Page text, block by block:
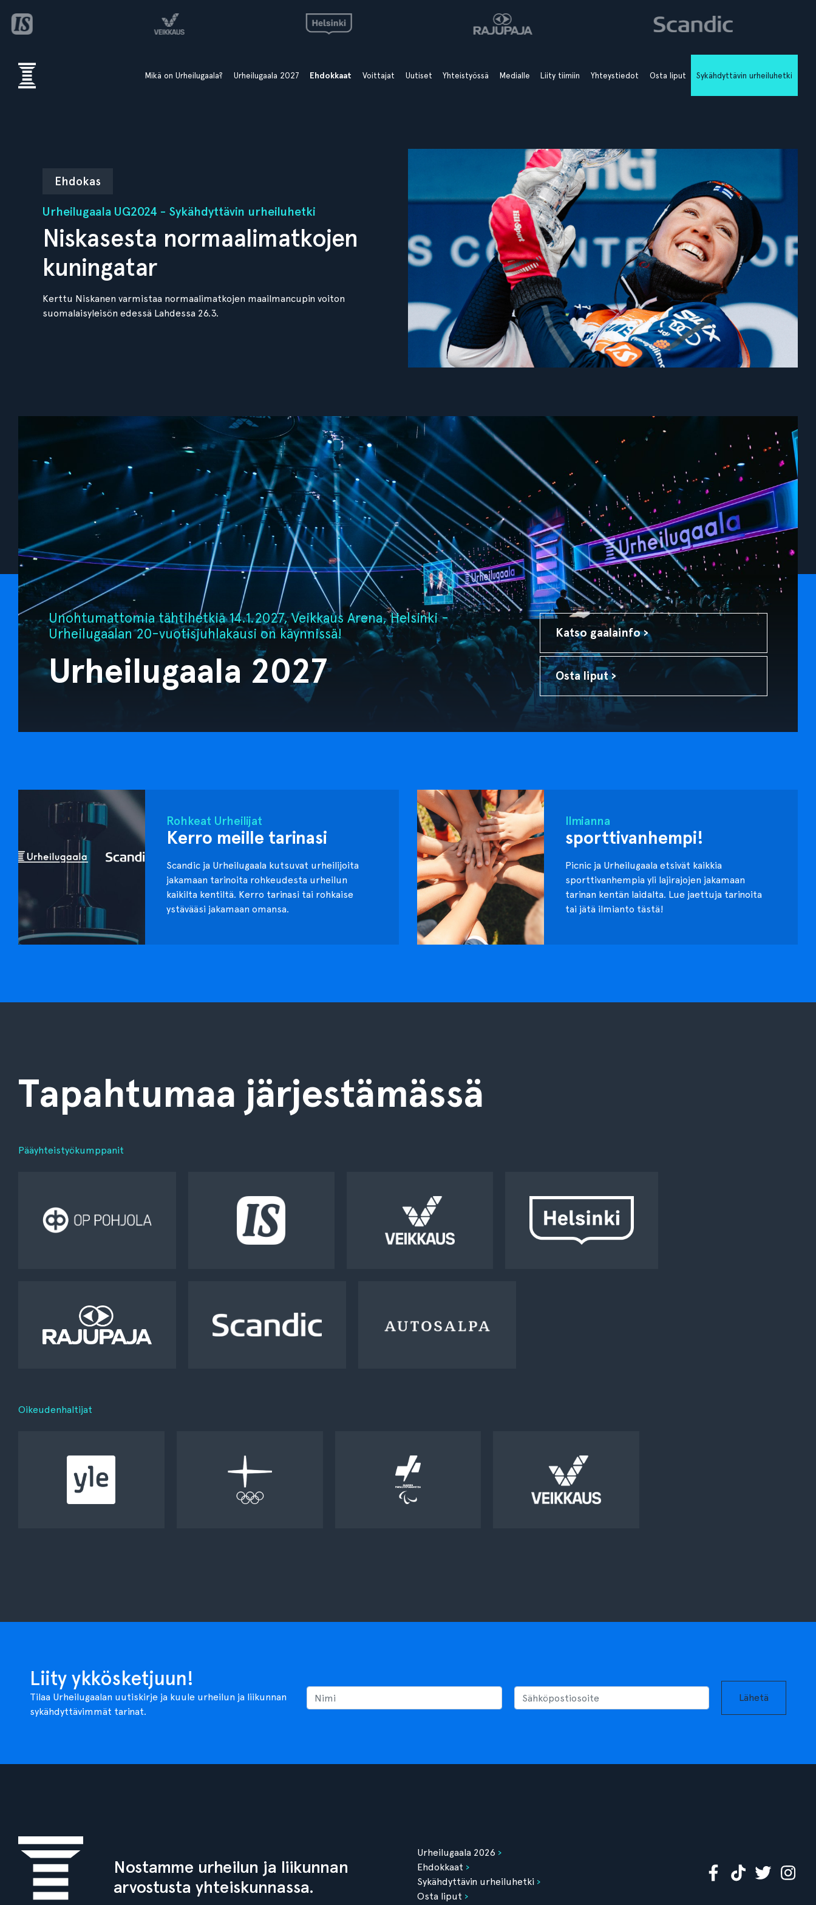
Mikä on Urheilugaala? Urheilugaala 2027 Ehdokkaat Voittajat Uutiset Yhteistyössä Medialle Liity tiimiin Yhteystiedot Osta liput Sykähdyttävin urheiluhetki
Ehdokas
Urheilugaala UG2024 - Sykähdyttävin urheiluhetki
Niskasesta normaalimatkojen
kuningatar
Kerttu Niskanen varmistaa normaalimatkojen maailmancupin voiton
suomalaisyleisön edessä Lahdessa 26.3.
Unohtumattomia tähtihetkiä 14.1.2027, Veikkaus Arena, Helsinki -
Urheilugaalan 20-vuotisjuhlakausi on käynnissä!
Urheilugaala 2027
Katso gaalainfo ›
Osta liput ›
Rohkeat Urheilijat
Kerro meille tarinasi
Scandic ja Urheilugaala kutsuvat urheilijoita
jakamaan tarinoita rohkeudesta urheilun
kaikilta kentiltä. Kerro tarinasi tai rohkaise
ystävääsi jakamaan omansa.
Ilmianna
sporttivanhempi!
Picnic ja Urheilugaala etsivät kaikkia
sporttivanhempia yli lajirajojen jakamaan
tarinan kentän laidalta. Lue jaettuja tarinoita
tai jätä ilmianto tästä!
Tapahtumaa järjestämässä
Pääyhteistyökumppanit
Oikeudenhaltijat
Liity ykkösketjuun!
Tilaa Urheilugaalan uutiskirje ja kuule urheilun ja liikunnan
sykähdyttävimmät tarinat.
Lähetä
Nostamme urheilun ja liikunnan
arvostusta yhteiskunnassa.
Urheilugaala 2026
Ehdokkaat
Sykähdyttävin urheiluhetki
Osta liput